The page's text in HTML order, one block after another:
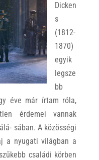
Dicken
s
(1812-
1870)
egyik
legsze
bb
éve már írtam róla,
érdemei vannak
sában. A közösségi
a nyugati világban a
családi körben